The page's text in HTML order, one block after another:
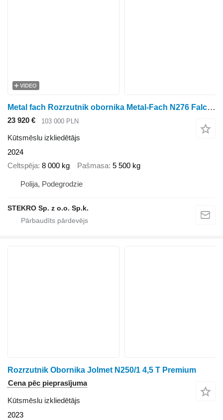
VIDEO
Metal fach Rozrzutnik obornika Metal-Fach N276 Falcon 8T
23 920 € 103 000 PLN
Kūtsmēslu izkliedētājs
2024
Celtspēja 8 000 kg Pašmasa 5 500 kg
Polija, Podegrodzie
STEKRO Sp. z o.o. Sp.k.
Rozrzutnik Obornika Jolmet N250/1 4,5 T Premium
Cena pēc pieprasījuma
Kūtsmēslu izkliedētājs
2023